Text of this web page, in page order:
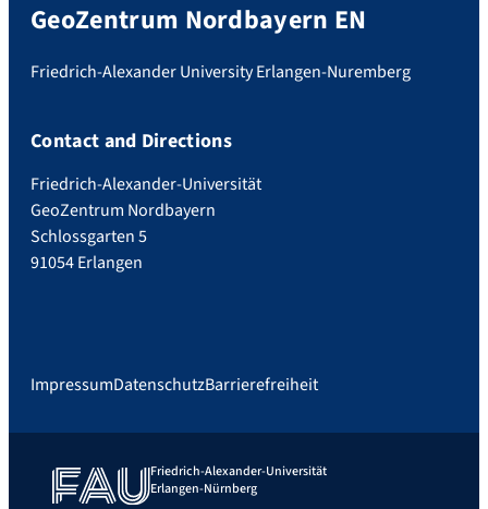
GeoZentrum Nordbayern EN
Friedrich-Alexander University Erlangen-Nuremberg
Contact and Directions
Friedrich-Alexander-Universität
GeoZentrum Nordbayern
Schlossgarten 5
91054 Erlangen
ImpressumDatenschutzBarrierefreiheit
Friedrich-Alexander-Universität
Erlangen-Nürnberg